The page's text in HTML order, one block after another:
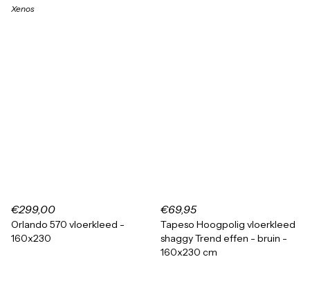
Xenos
€299,00
Orlando 570 vloerkleed -
160x230
€69,95
Tapeso Hoogpolig vloerkleed
shaggy Trend effen - bruin -
160x230 cm